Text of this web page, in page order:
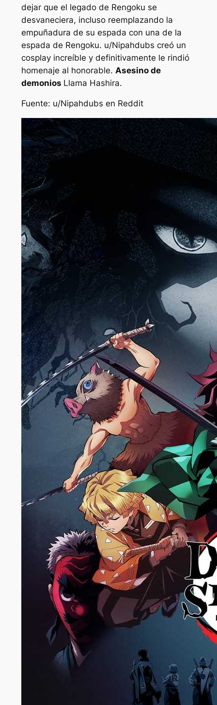
dejar que el legado de Rengoku se
desvaneciera, incluso reemplazando la
empuñadura de su espada con una de la
espada de Rengoku. u/Nipahdubs creó un
cosplay increíble y definitivamente le rindió
homenaje al honorable. Asesino de
demonios Llama Hashira.
Fuente: u/Nipahdubs en Reddit